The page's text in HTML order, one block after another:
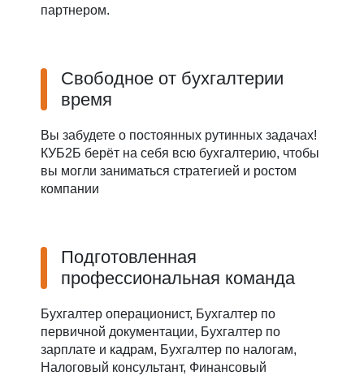
партнером.
Свободное от бухгалтерии
время
Вы забудете о постоянных рутинных задачах!
КУБ2Б берёт на себя всю бухгалтерию, чтобы
вы могли заниматься стратегией и ростом
компании
Подготовленная
профессиональная команда
Бухгалтер операционист, Бухгалтер по
первичной документации, Бухгалтер по
зарплате и кадрам, Бухгалтер по налогам,
Налоговый консультант, Финансовый